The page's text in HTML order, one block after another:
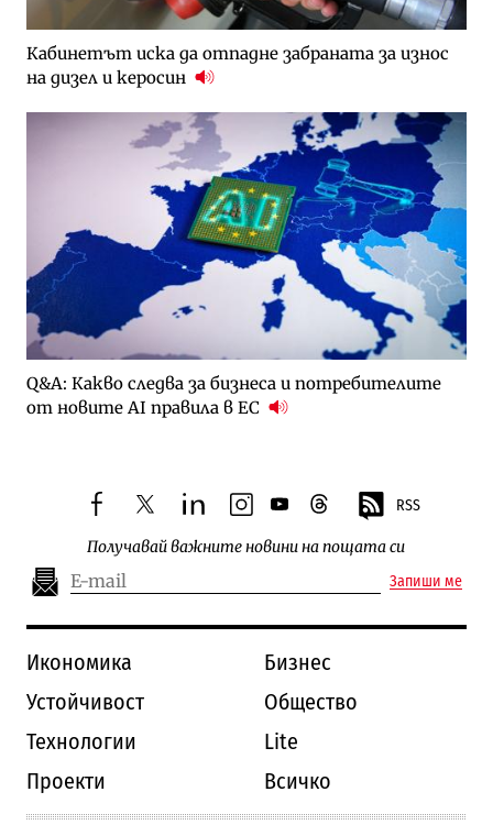
Кабинетът иска да отпадне забраната за износ
на дизел и керосин
Q&A: Какво следва за бизнеса и потребителите
от новите AI правила в ЕС
facebooktwitterlinkedininstagram
youtubethreads RSS
Получавай важните новини на пощата си
Запиши ме
Икономика
Бизнес
Устойчивост
Общество
Технологии
Lite
Проекти
Всичко